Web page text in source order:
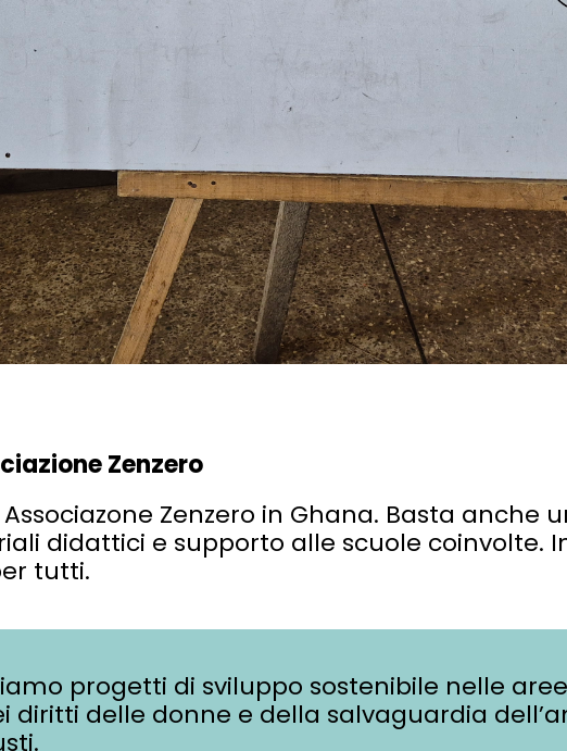
Zenzero
Zenzero in Ghana. Basta anche
didattici e supporto alle scuole coinvolte.
tutti.
progetti di sviluppo sostenibile nelle
diritti delle donne e della salvaguardia